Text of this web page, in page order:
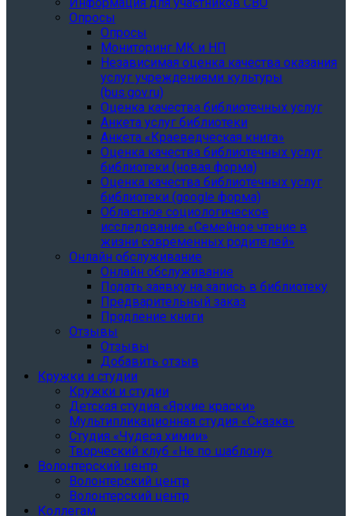
Опросы
Опросы
Мониторинг МК и НП
Независимая оценка качества оказания
услуг учреждениями культуры
(bus.gov.ru)
Оценка качества библиотечных услуг
Анкета услуг библиотеки
Анкета «Краеведческая книга»
Oценка качества библиотечных услуг
библиотеки (новая форма)
Oценка качества библиотечных услуг
библиотеки (google форма)
Областное социологическое
исследование «Семейное чтение в
жизни современных родителей»
Онлайн обслуживание
Онлайн обслуживание
Подать заявку на запись в библиотеку
Предварительный заказ
Продление книги
Отзывы
Отзывы
Добавить отзыв
Кружки и студии
Кружки и студии
Детская студия «Яркие краски»
Мультипликационная студия «Сказка»
Студия «Чудеса химии»
Творческий клуб «Не по шаблону»
Волонтерский центр
Волонтерский центр
Волонтерский центр
Коллегам